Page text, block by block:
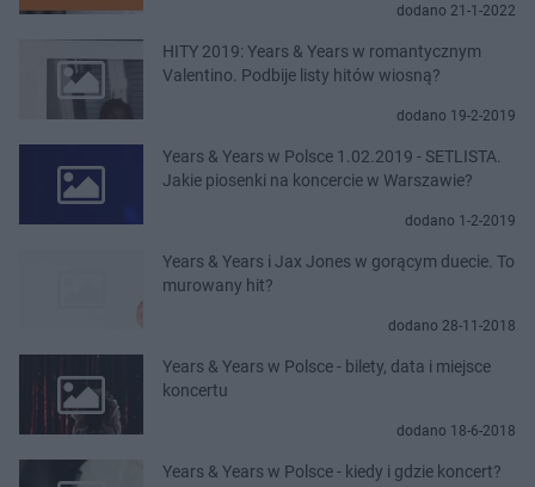
dodano 21-1-2022
HITY 2019: Years & Years w romantycznym
Valentino. Podbije listy hitów wiosną?
dodano 19-2-2019
Years & Years w Polsce 1.02.2019 - SETLISTA.
Jakie piosenki na koncercie w Warszawie?
dodano 1-2-2019
Years & Years i Jax Jones w gorącym duecie. To
murowany hit?
dodano 28-11-2018
Years & Years w Polsce - bilety, data i miejsce
koncertu
dodano 18-6-2018
Years & Years w Polsce - kiedy i gdzie koncert?